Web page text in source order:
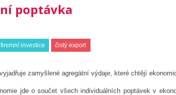
poptávka
firemní investice čistý export
vyjadřuje zamyšlené agregátní výdaje, které chtějí
jde o součet všech individuálních poptávek v